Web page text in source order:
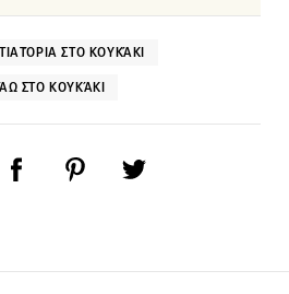
ΣΤΟ ΚΟΥΚΆΚΙ
ΣΤΟ ΚΟΥΚΆΚΙ